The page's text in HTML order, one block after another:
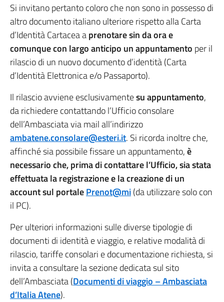
Si invitano pertanto coloro che non sono in possesso di
altro documento italiano ulteriore rispetto alla Carta
d’Identità Cartacea aprenotare sin da ora e
comunque con largo anticipo un appuntamento per il
rilascio di un nuovo documento d’identità (Carta
d’Identità Elettronica e/o Passaporto).
Il rilascio avviene esclusivamentesu appuntamento,
da richiedere contattando l’Ufficio consolare
dell’Ambasciata via mail all’indirizzo
ambatene.consolare@esteri.it. Si ricorda inoltre che,
affinché sia possibile fissare un appuntamento,è
necessario che, prima di contattare l’Ufficio, sia stata
effettuata la registrazione e la creazione di un
account sul portalePrenot@mi(da utilizzare solo con
il PC).
Per ulteriori informazioni sulle diverse tipologie di
documenti di identità e viaggio, e relative modalità di
rilascio, tariffe consolari e documentazione richiesta, si
invita a consultare la sezione dedicata sul sito
dell’Ambasciata (Documenti di viaggio – Ambasciata
d’Italia Atene).